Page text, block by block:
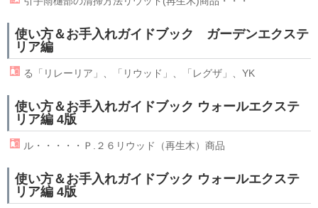
使い方＆お手入れガイドブック ガーデンエクステ
リア編
る「リレーリア」、「 リウッド 」、「レグザ」、YK
使い方＆お手入れガイドブック ウォールエクステ
リア編 4版
ル・・・・・Ｐ.２６ リウッド （再生木）商品
使い方＆お手入れガイドブック ウォールエクステ
リア編 4版